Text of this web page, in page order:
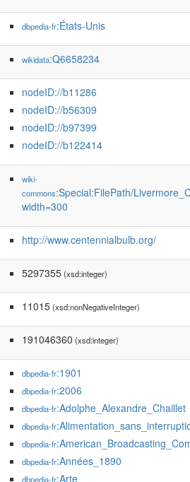
dbpedia-fr:États-Unis
wikidata:Q6658234
nodeID://b11286
nodeID://b56309
nodeID://b97399
nodeID://b122414
wiki-
commons:Special:FilePath/
width=300
http://www.centennialbulb.org/
5297355(xsd:integer)
11015(xsd:nonNegativeInteger)
191046360 (xsd:integer)
dbpedia-fr:1901
dbpedia-fr:2006
dbpedia-fr:Adolphe_Alexandre_Chaillet
dbpedia-fr
dbpedia-fr
dbpedia-fr:Années_1890
dbpedia-fr:Arte